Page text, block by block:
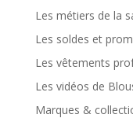
Les métiers de la
Les soldes et
Les vêtements
Les vidéos de
Marques &